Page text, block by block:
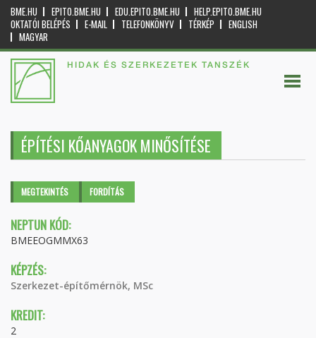
BME.HU EPITO.BME.HU EDU.EPITO.BME.HU
HELP.EPITO.BME.HU
OKTATÓI BELÉPÉS
E-MAIL TELEFONKÖNYV TÉRKÉP
ENGLISH
MAGYAR
HIDAK ÉS SZERKEZETEK TANSZÉK
ÉPÍTÉSI KŐANYAGOK MINŐSÍTÉSE
Elsődleges fülek
MEGTEKINTÉS (AKTÍVFORDÍTÁS
NEPTUN KÓD:
BMEEOGMMX63
KÉPZÉS:
Szerkezet-építőmérnök, MSc
KREDIT:
2